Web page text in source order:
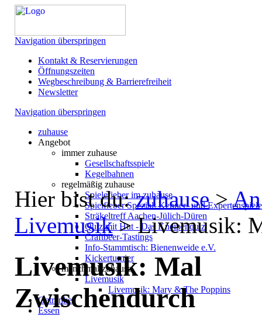
Navigation überspringen
Kontakt & Reservierungen
Öffnungszeiten
Wegbeschreibung & Barrierefreiheit
Newsletter
Navigation überspringen
zuhause
Angebot
immer zuhause
Gesellschaftsspiele
Kegelbahnen
regelmäßig zuhause
Spielefieber im zuhause
Spielfieber Spezial: Kenner- und
Sträkeltreff Aachen-Jülich-Düren
Quiz mit Hut - Das Kneipenquiz
Craftbeer-Tastings
Info-Stammtisch: Bienenweide e.V.
Kickerturnier
manchmal zuhause
Livemusik
Livemusik: Mary & The Poppins
Getränke
Essen
Hier bist du:zuhause>
Livemusik>Livemusik:
Livemusik: Mal
Zwischendurch